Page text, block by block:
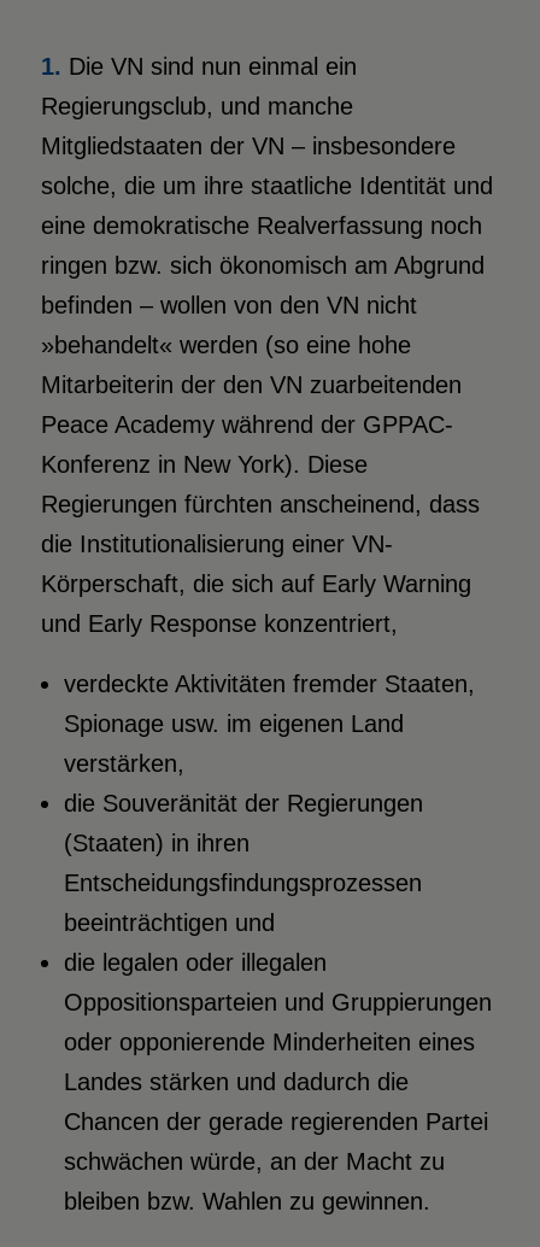
1. Die VN sind nun einmal ein
Regierungsclub, und manche
Mitgliedstaaten der VN – insbesondere
solche, die um ihre staatliche Identität und
eine demokratische Realverfassung noch
ringen bzw. sich ökonomisch am Abgrund
befinden – wollen von den VN nicht
»behandelt« werden (so eine hohe
Mitarbeiterin der den VN zuarbeitenden
Peace Academy während der GPPAC-
Konferenz in New York). Diese
Regierungen fürchten anscheinend, dass
die Institutionalisierung einer VN-
Körperschaft, die sich auf Early Warning
und Early Response konzentriert,
verdeckte Aktivitäten fremder Staaten,
Spionage usw. im eigenen Land
verstärken,
die Souveränität der Regierungen
(Staaten) in ihren
Entscheidungsfindungsprozessen
beeinträchtigen und
die legalen oder illegalen
Oppositionsparteien und Gruppierungen
oder opponierende Minderheiten eines
Landes stärken und dadurch die
Chancen der gerade regierenden Partei
schwächen würde, an der Macht zu
bleiben bzw. Wahlen zu gewinnen.